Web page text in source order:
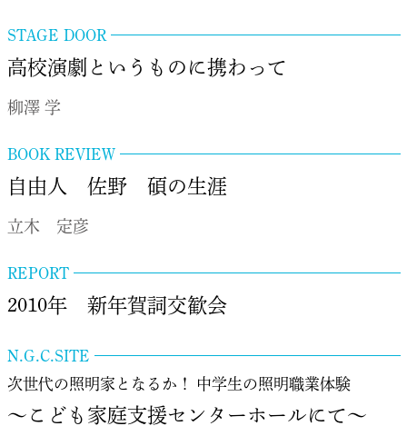
STAGE DOOR
高校演劇というものに携わって
柳澤 学
BOOK REVIEW
自由人 佐野 碩の生涯
立木 定彦
REPORT
2010年 新年賀詞交歓会
N.G.C.SITE
次世代の照明家となるか！ 中学生の照明職業体験
～こども家庭支援センターホールにて～